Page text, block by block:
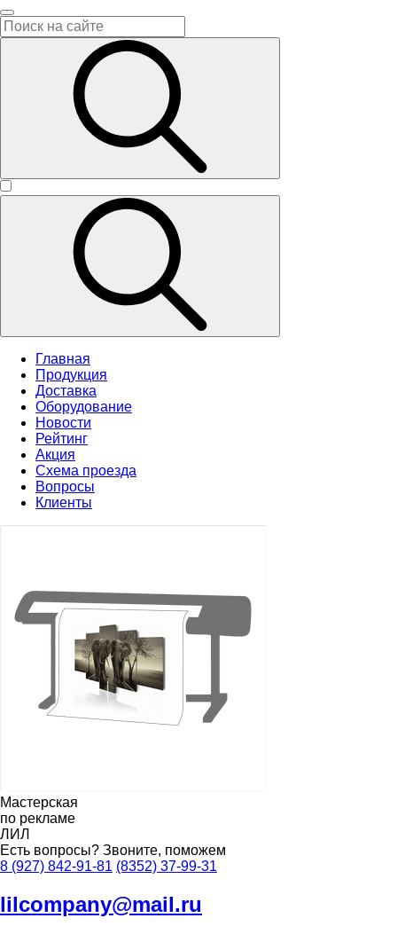
Главная
Продукция
Доставка
Оборудование
Новости
Рейтинг
Акция
Схема проезда
Вопросы
Клиенты
Мастерская
по рекламе
ЛИЛ
Есть вопросы? Звоните, поможем
8 (927) 842-91-81 (8352) 37-99-31
lilcompany@mail.ru